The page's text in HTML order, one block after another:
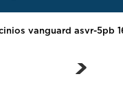
vanguard asvr-5pb